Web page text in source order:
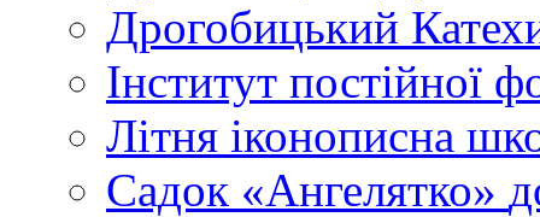
Дрогобицький
Інститут постійної
Літня іконописна
Садок «Ангелятко»